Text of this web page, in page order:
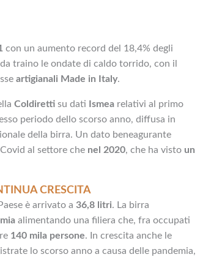
con un aumento record del 18,4% degli
traino le ondate di caldo torrido, con il
artigianali Made in Italy.
Coldiretti su dati Ismea relativi al primo
periodo dello scorso anno, diffusa in
della birra. Un dato beneagurante
al settore che nel 2020, che ha visto un
CRESCITA
è arrivato a 36,8 litri. La birra
alimentando una filiera che, fra occupati
140 mila persone. In crescita anche le
lo scorso anno a causa delle pandemia,